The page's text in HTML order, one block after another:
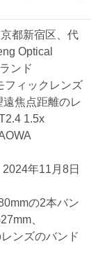
都新宿区、代
Optical
ンド
フィックレンズ
遠焦点距離のレ
1.5x
年11月8日
の2本バン
、
ンズのバンド